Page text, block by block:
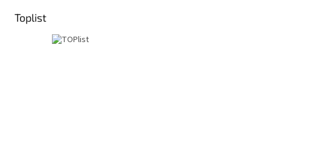
Toplist